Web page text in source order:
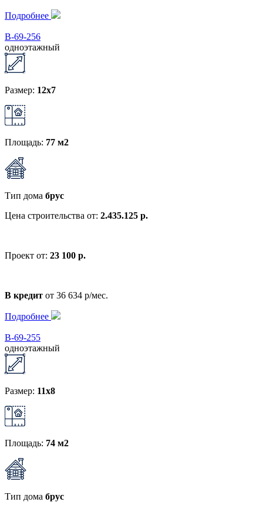
Подробнее
В-69-256
одноэтажный
Размер: 12x7
Площадь: 77 м2
Тип дома брус
Цена строительства от: 2.435.125 р.
Проект от: 23 100 р.
В кредит от 36 634 р/мес.
Подробнее
В-69-255
одноэтажный
Размер: 11x8
Площадь: 74 м2
Тип дома брус